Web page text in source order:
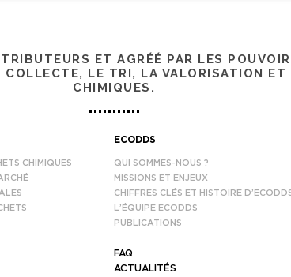
ET AGRÉÉ PAR LES
LE TRI, LA VALORISATION ET
CHIMIQUES.
CHIMIQUES
ECODDS
QUI SOMMES-NOUS ?
MISSIONS ET ENJEUX
CHIFFRES CLÉS ET HISTOIRE
L’ÉQUIPE ECODDS
PUBLICATIONS
FAQ
ACTUALITÉS